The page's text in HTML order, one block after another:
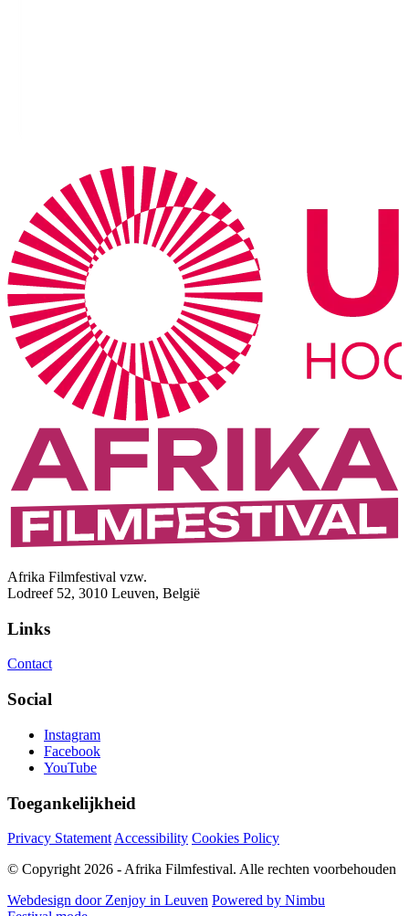
Afrika Filmfestival vzw.
Lodreef 52, 3010 Leuven, België
Links
Contact
Social
Instagram
Facebook
YouTube
Toegankelijkheid
Privacy Statement Accessibility Cookies Policy
© Copyright 2026 - Afrika Filmfestival. Alle rechten voorbehouden
Webdesign door Zenjoy in Leuven Powered by Nimbu